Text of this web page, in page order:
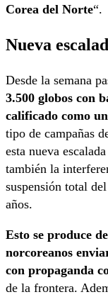
Corea del Norte“.
Nueva
Desde la semana
3.500 globos con
calificado como
tipo de campañas
esta nueva
también la
suspensión total
años.
Esto se produce
norcoreanos
con propaganda
de la frontera.